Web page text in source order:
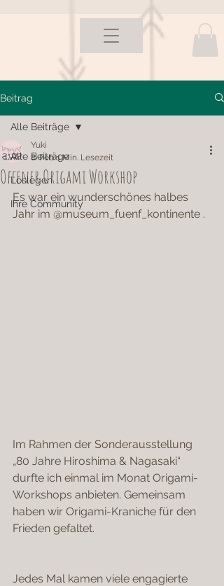
Beitrag
Alle Beiträge
Loslegen
Ihre Community
Alle Beiträge
Offener Origami Workshop
Yuki
8. Feb.1 Min. Lesezeit
Es war ein wunderschönes halbes
Jahr im @museum_fuenf_kontinente .
Im Rahmen der Sonderausstellung
„80 Jahre Hiroshima & Nagasaki“
durfte ich einmal im Monat Origami-
Workshops anbieten. Gemeinsam
haben wir Origami-Kraniche für den
Frieden gefaltet.
Jedes Mal kamen viele engagierte